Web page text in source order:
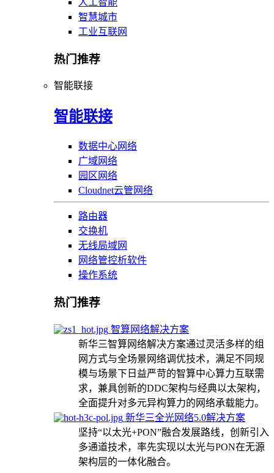
智慧城市
工业互联网
热门推荐
智能联接
智能联接
数据中心网络
广域网络
园区网络
Cloudnet云管网络
路由器
交换机
无线局域网
网络管控析软件
操作系统
热门推荐
智算网络解决方案
新华三智算网络解决方案通过灵活多样的组
网方式与全场景网络调优技术，满足不同规
模与场景下日益严苛的智算中心算力互联需
求，兼具创新的DDC架构与经典以太架构，
全面提升对多元异构算力的网络承载能力。
新华三全光网络5.0解决方案
坚持“以太光+PON”融合发展路线，创新引入
多通道技术，率先实现以太光与PON在无源
架构层的一体化融合。